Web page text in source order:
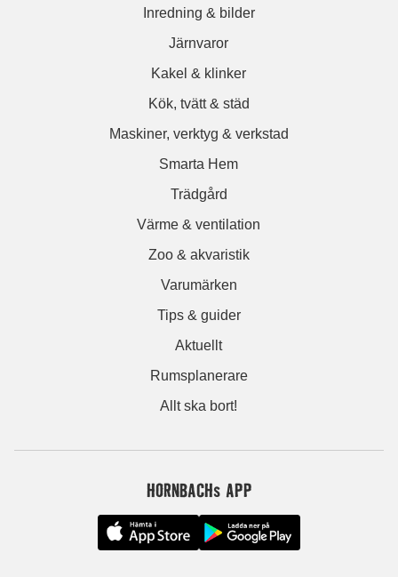
Inredning & bilder
Järnvaror
Kakel & klinker
Kök, tvätt & städ
Maskiner, verktyg & verkstad
Smarta Hem
Trädgård
Värme & ventilation
Zoo & akvaristik
Varumärken
Tips & guider
Aktuellt
Rumsplanerare
Allt ska bort!
HORNBACHs APP